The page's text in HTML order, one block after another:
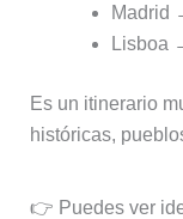
Madrid
Lisboa
Es un itinerario
históricas,
👉 Puedes ver